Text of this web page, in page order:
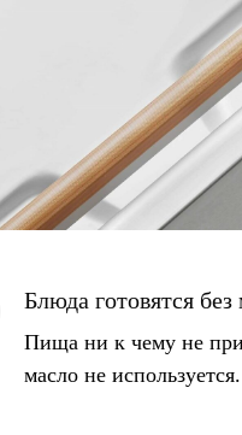
Блюда готовятся
Пища ни к чему не
масло не используется.